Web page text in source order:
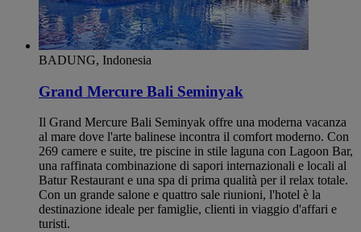
BADUNG, Indonesia
Grand Mercure Bali Seminyak
Il Grand Mercure Bali Seminyak offre una moderna vacanza
al mare dove l'arte balinese incontra il comfort moderno. Con
269 camere e suite, tre piscine in stile laguna con Lagoon Bar,
una raffinata combinazione di sapori internazionali e locali al
Batur Restaurant e una spa di prima qualità per il relax totale.
Con un grande salone e quattro sale riunioni, l'hotel è la
destinazione ideale per famiglie, clienti in viaggio d'affari e
turisti.